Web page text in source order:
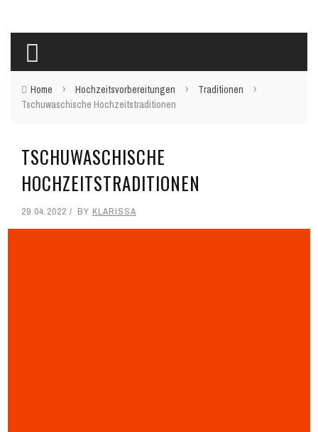
Home › Hochzeitsvorbereitungen › Traditionen ›
Tschuwaschische Hochzeitstraditionen
TSCHUWASCHISCHE
HOCHZEITSTRADITIONEN
29.04.2022 BY KLARISSA